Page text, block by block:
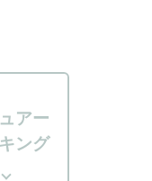
アー
ング